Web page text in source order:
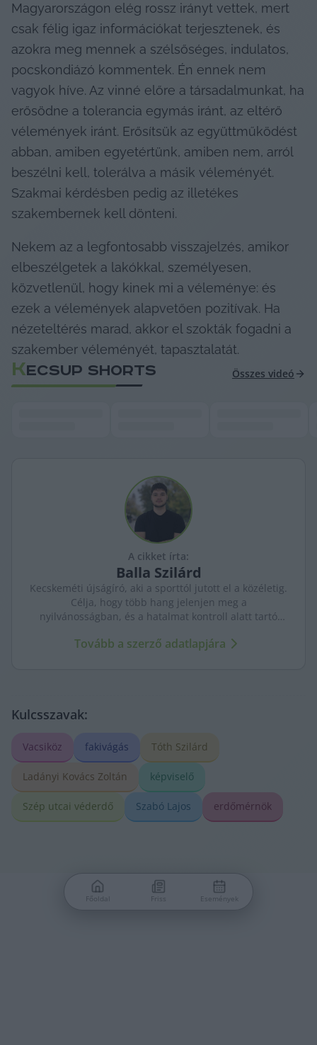
Magyarországon elég rossz irányt vettek, mert
csak félig igaz információkat terjesztenek, és
azokra meg mennek a szélsőséges, indulatos,
pocskondiázó kommentek. Én ennek nem
vagyok híve. Az vinné előre a társadalmunkat, ha
erősödne a tolerancia egymás iránt, az eltérő
vélemények iránt. Erősítsük az együttműködést
abban, amiben egyetértünk, amiben nem, arról
beszélni kell, tolerálva a másik véleményét.
Szakmai kérdésben pedig az illetékes
szakembernek kell dönteni.
Nekem az a legfontosabb visszajelzés, amikor
elbeszélgetek a lakókkal, személyesen,
közvetlenül, hogy kinek mi a véleménye: és
ezek a vélemények alapvetően pozitívak. Ha
nézeteltérés marad, akkor el szokták fogadni a
szakember véleményét, tapasztalatát.
KECSUP SHORTS Összes videó
A cikket írta:
Balla Szilárd
Kecskeméti újságíró, aki a sporttól jutott el a közéletig.
Célja, hogy több hang jelenjen meg a
nyilvánosságban, és a hatalmat kontroll alatt tartó
kritikus szemmel követi.
Tovább a szerző adatlapjára
Kulcsszavak:
Vacsiköz fakivágás Tóth Szilárd
Ladányi Kovács Zoltán képviselő
Szép utcai véderdő Szabó Lajos erdőmérnök
Főoldal Friss Események